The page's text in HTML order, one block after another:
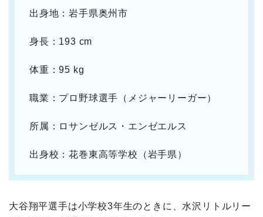
出身地：岩手県奥州市
身長：193 cm
体重：95 kg
職業：プロ野球選手（メジャーリーガー）
所属：ロサンゼルス・エンゼエルス
出身校：花巻東高等学校（岩手県）
大谷翔平選手は小学校3年生のときに、水沢リトルリー